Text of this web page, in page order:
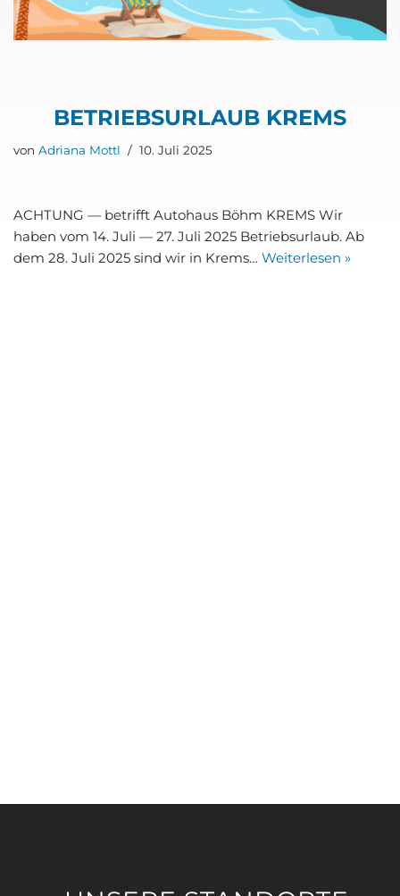
BETRIEBS­UR­LAUB KREMS
von Adriana Mottl 10. Juli 2025
ACH­TUNG — betrifft Auto­haus Böhm KREMS Wir
haben vom 14. Juli — 27. Juli 2025 Betriebs­ur­laub. Ab
dem 28. Juli 2025 sind wir in Krems… Wei­ter­le­sen »